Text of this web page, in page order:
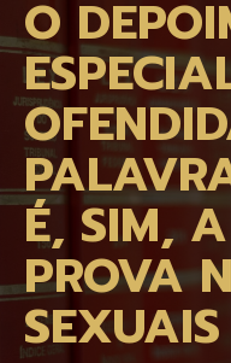
O
É, SIM,
PROVA
SEXUAIS